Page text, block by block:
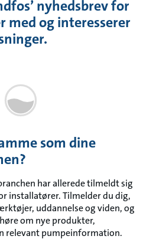
nyhedsbrev for
med og interesserer
som dine
har allerede tilmeldt sig
installatører. Tilmelder du dig,
uddannelse og viden, og
om nye produkter,
relevant pumpeinformation.